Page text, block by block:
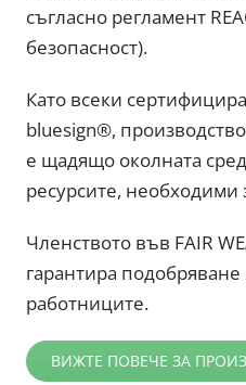
съгласно регламент
безопасност).
Като всеки
bluesign®️,
е щадящо околната
ресурсите, необходими
Членството във FAIR
гарантира
работниците.
ВИЖТЕ ПОВЕЧЕ ЗА